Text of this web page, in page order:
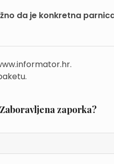
da je konkretna
Zaboravljena zaporka?